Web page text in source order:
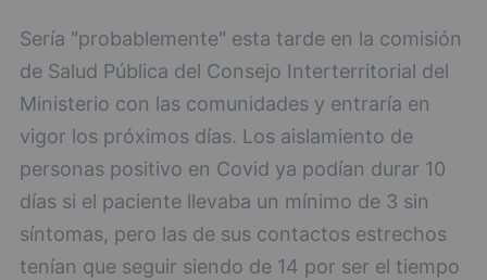
Sería "probablemente" esta tarde en la comisión
de Salud Pública del Consejo Interterritorial del
Ministerio con las comunidades y entraría en
vigor los próximos días. Los aislamiento de
personas positivo en Covid ya podían durar 10
días si el paciente llevaba un mínimo de 3 sin
síntomas, pero las de sus contactos estrechos
tenían que seguir siendo de 14 por ser el tiempo